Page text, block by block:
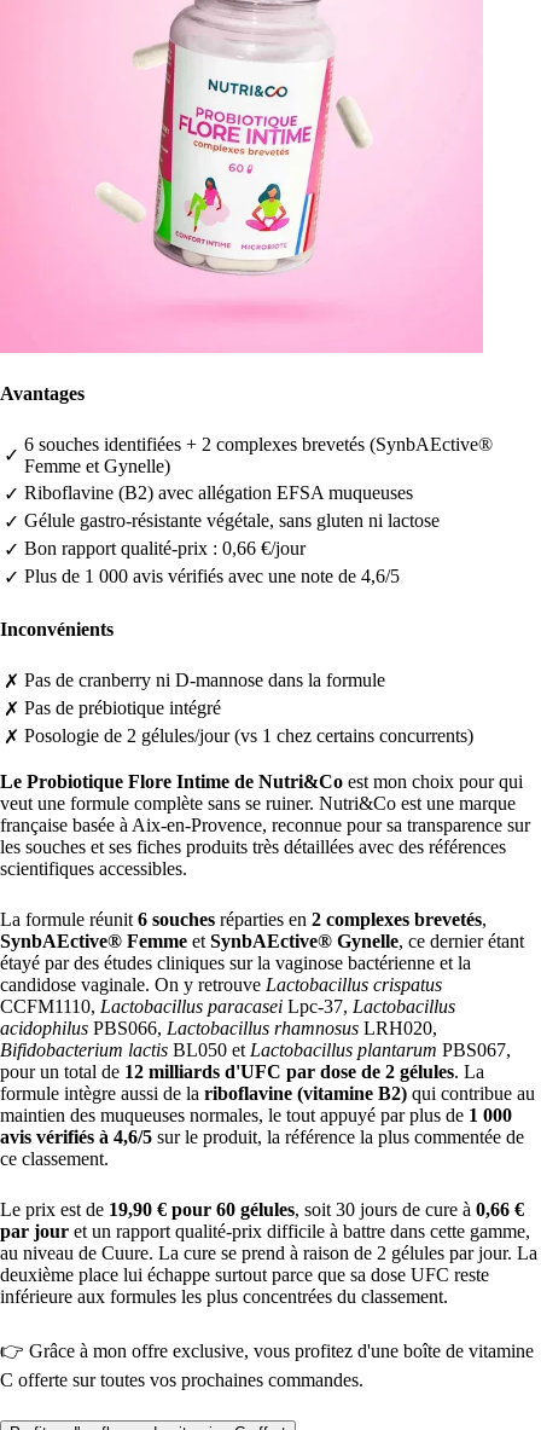
Avantages
✓
6 souches identifiées + 2 complexes brevetés (SynbAEctive®
Femme et Gynelle)
✓ Riboflavine (B2) avec allégation EFSA muqueuses
✓ Gélule gastro-résistante végétale, sans gluten ni lactose
✓ Bon rapport qualité-prix : 0,66 €/jour
✓ Plus de 1 000 avis vérifiés avec une note de 4,6/5
Inconvénients
✗ Pas de cranberry ni D-mannose dans la formule
✗ Pas de prébiotique intégré
✗ Posologie de 2 gélules/jour (vs 1 chez certains concurrents)
Le Probiotique Flore Intime de Nutri&Co est mon choix pour qui
veut une formule complète sans se ruiner. Nutri&Co est une marque
française basée à Aix-en-Provence, reconnue pour sa transparence sur
les souches et ses fiches produits très détaillées avec des références
scientifiques accessibles.
La formule réunit 6 souches réparties en 2 complexes brevetés,
SynbAEctive® Femme et SynbAEctive® Gynelle, ce dernier étant
étayé par des études cliniques sur la vaginose bactérienne et la
candidose vaginale. On y retrouve Lactobacillus crispatus
CCFM1110, Lactobacillus paracasei Lpc-37, Lactobacillus
acidophilus PBS066, Lactobacillus rhamnosus LRH020,
Bifidobacterium lactis BL050 et Lactobacillus plantarum PBS067,
pour un total de 12 milliards d'UFC par dose de 2 gélules. La
formule intègre aussi de la riboflavine (vitamine B2) qui contribue au
maintien des muqueuses normales, le tout appuyé par plus de 1 000
avis vérifiés à 4,6/5 sur le produit, la référence la plus commentée de
ce classement.
Le prix est de 19,90 € pour 60 gélules, soit 30 jours de cure à 0,66 €
par jour et un rapport qualité-prix difficile à battre dans cette gamme,
au niveau de Cuure. La cure se prend à raison de 2 gélules par jour. La
deuxième place lui échappe surtout parce que sa dose UFC reste
inférieure aux formules les plus concentrées du classement.
👉 Grâce à mon offre exclusive, vous profitez d'une boîte de vitamine
C offerte sur toutes vos prochaines commandes.